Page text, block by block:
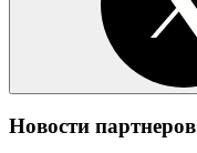
Новости партнеров